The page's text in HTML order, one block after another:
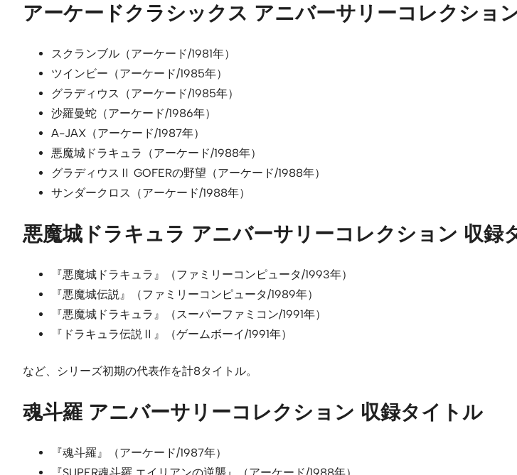
アーケードクラシックス アニバーサリーコレクショ
スクランブル（アーケード/1981年）
ツインビー（アーケード/1985年）
グラディウス（アーケード/1985年）
沙羅曼蛇（アーケード/1986年）
A-JAX（アーケード/1987年）
悪魔城ドラキュラ（アーケード/1988年）
グラディウスⅡ GOFERの野望（アーケード/1988年）
サンダークロス（アーケード/1988年）
悪魔城ドラキュラ アニバーサリーコレクション 収録
『悪魔城ドラキュラ』（ファミリーコンピュータ/1993年）
『悪魔城伝説』（ファミリーコンピュータ/1989年）
『悪魔城ドラキュラ』（スーパーファミコン/1991年）
『ドラキュラ伝説Ⅱ』（ゲームボーイ/1991年）
など、シリーズ初期の代表作を計8タイトル。
魂斗羅 アニバーサリーコレクション 収録タイトル
『魂斗羅』（アーケード/1987年）